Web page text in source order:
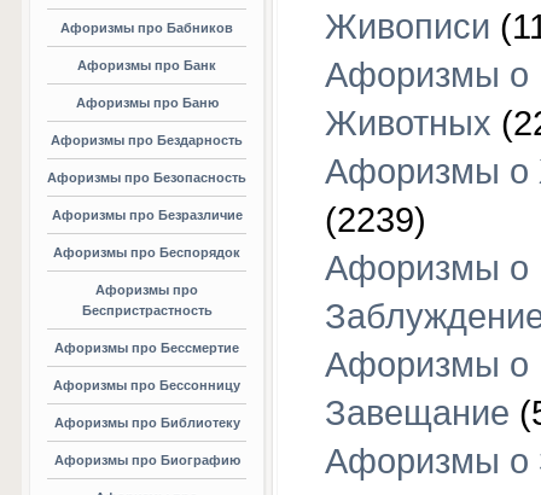
Афоризмы про Бабников
Афоризмы про Банк
Афоризмы про Баню
Афоризмы про Бездарность
Афоризмы про Безопасность
Афоризмы про Безразличие
Афоризмы про Беспорядок
Афоризмы про
Беспристрастность
Афоризмы про Бессмертие
Афоризмы про Бессонницу
Афоризмы про Библиотеку
Афоризмы про Биографию
Живописи
Афоризмы о
Животных
Афоризмы о
(2239)
Афоризмы о
Афоризмы о
Завещание
Афоризмы о